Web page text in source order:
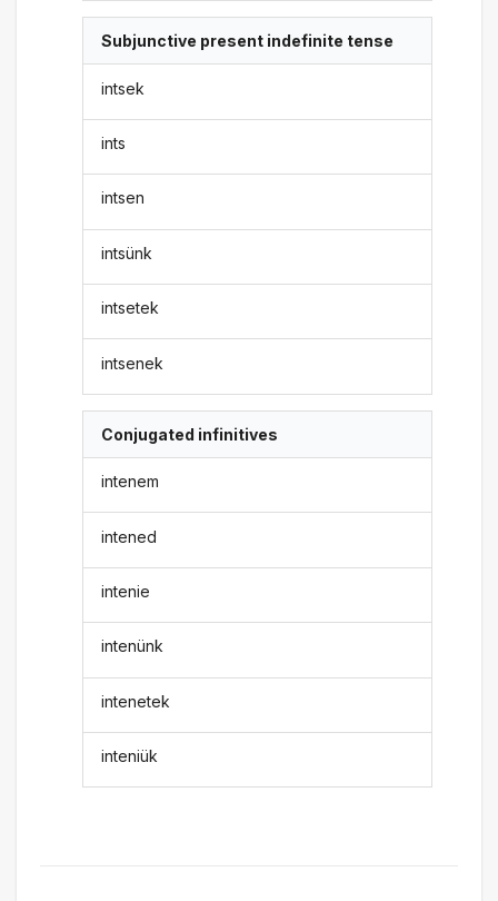
Subjunctive present indefinite tense
intsek
ints
intsen
intsünk
intsetek
intsenek
Conjugated infinitives
intenem
intened
intenie
intenünk
intenetek
inteniük